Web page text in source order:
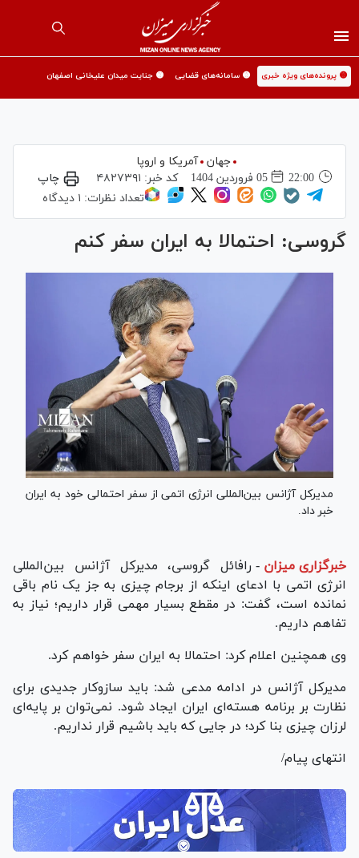
🟡 پرونده‌های ویژه خبری 🟡 سامانه‌های قضایی 🟡 جنایت میدان علیخانی اصفهان
جهان
آمریکا و اروپا
22:00
05 فروردين 1404 کد خبر: ۴۸۲۷۳۹۱
چاپ
تعداد نظرات: ۱ دیدگاه
گروسی: احتمالا به ایران سفر کنم
مدیرکل آژانس بین‌المللی انرژی اتمی از سفر احتمالی خود به ایران
خبر داد.
خبرگزاری میزان - رافائل گروسی، مدیرکل آژانس بین‌المللی
انرژی اتمی با ادعای اینکه از برجام چیزی به جز یک نام باقی
نمانده است، گفت: در مقطع بسیار مهمی قرار داریم؛ نیاز به
تفاهم داریم.
وی همچنین اعلام کرد: احتمالا به ایران سفر خواهم کرد.
مدیرکل آژانس در ادامه مدعی شد: باید سازوکار جدیدی برای
نظارت بر برنامه هسته‌ای ایران ایجاد شود. نمی‌توان بر پایه‌ای
لرزان چیزی بنا کرد؛ در جایی که باید باشیم قرار نداریم.
انتهای پیام/